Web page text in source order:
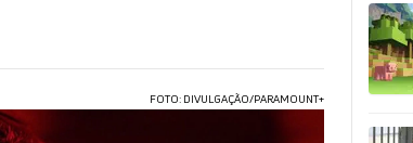
FOTO: DIVULGAÇÃO/PARAMOUNT+